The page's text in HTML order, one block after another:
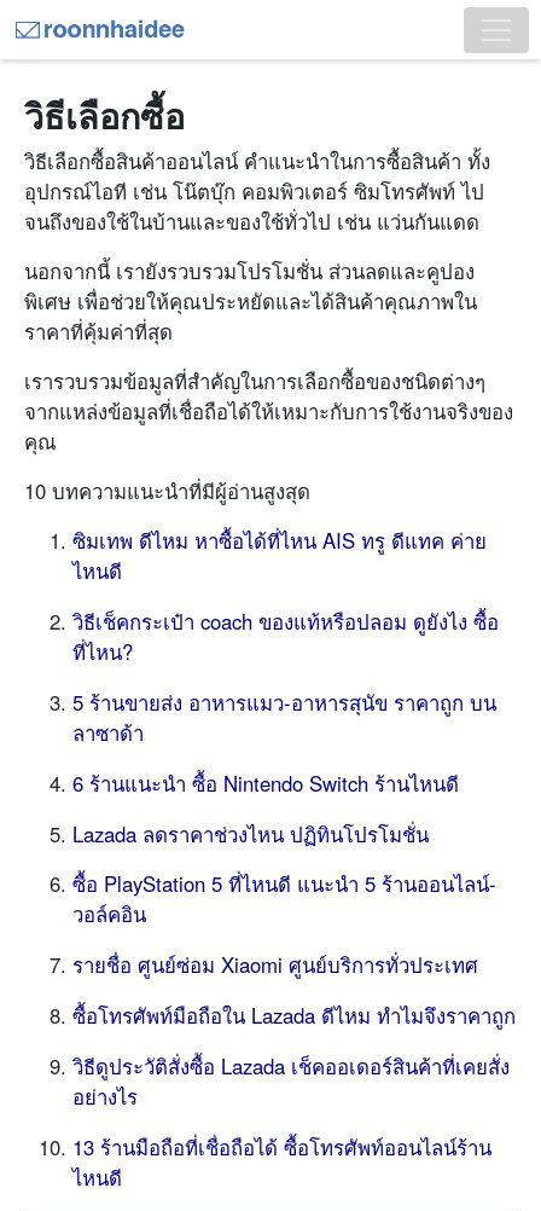
วิธีเลือกซื้อ
วิธีเลือกซื้อสินค้าออนไลน์ คำแนะนำในการซื้อสินค้า ทั้ง
อุปกรณ์ไอที เช่น โน๊ตบุ๊ก คอมพิวเตอร์ ซิมโทรศัพท์ ไป
จนถึงของใช้ในบ้านและของใช้ทั่วไป เช่น แว่นกันแดด
นอกจากนี้ เรายังรวบรวมโปรโมชั่น ส่วนลดและคูปอง
พิเศษ เพื่อช่วยให้คุณประหยัดและได้สินค้าคุณภาพใน
ราคาที่คุ้มค่าที่สุด
เรารวบรวมข้อมูลที่สำคัญในการเลือกซื้อของชนิดต่างๆ
จากแหล่งข้อมูลที่เชื่อถือได้ให้เหมาะกับการใช้งานจริงของ
คุณ
10 บทความแนะนำที่มีผู้อ่านสูงสุด
ซิมเทพ ดีไหม หาซื้อได้ที่ไหน AIS ทรู ดีแทค ค่าย
ไหนดี
วิธีเช็คกระเป๋า coach ของแท้หรือปลอม ดูยังไง ซื้อ
ที่ไหน?
5 ร้านขายส่ง อาหารแมว-อาหารสุนัข ราคาถูก บน
ลาซาด้า
6 ร้านแนะนำ ซื้อ Nintendo Switch ร้านไหนดี
Lazada ลดราคาช่วงไหน ปฏิทินโปรโมชั่น
ซื้อ PlayStation 5 ที่ไหนดี แนะนำ 5 ร้านออนไลน์-
วอล์คอิน
รายชื่อ ศูนย์ซ่อม Xiaomi ศูนย์บริการทั่วประเทศ
ซื้อโทรศัพท์มือถือใน Lazada ดีไหม ทำไมจึงราคาถูก
วิธีดูประวัติสั่งซื้อ Lazada เช็คออเดอร์สินค้าที่เคยสั่ง
อย่างไร
13 ร้านมือถือที่เชื่อถือได้ ซื้อโทรศัพท์ออนไลน์ร้าน
ไหนดี